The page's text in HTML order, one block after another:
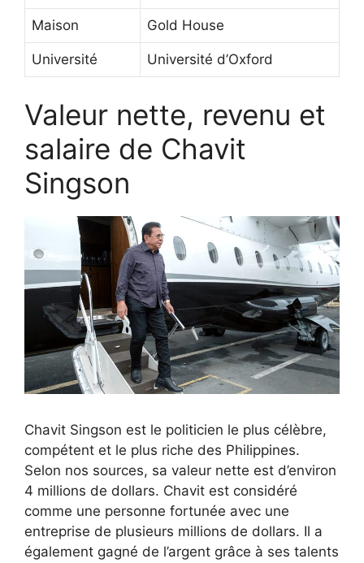
Maison Gold House
Université Université d’Oxford
Valeur nette, revenu et
salaire de Chavit
Singson
Chavit Singson est le politicien le plus célèbre,
compétent et le plus riche des Philippines.
Selon nos sources, sa valeur nette est d’environ
4 millions de dollars. Chavit est considéré
comme une personne fortunée avec une
entreprise de plusieurs millions de dollars. Il a
également gagné de l’argent grâce à ses talents